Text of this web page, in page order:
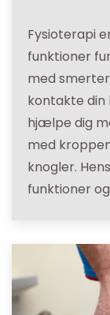
Fysioterapi
funktioner
med
kontakte din
hjælpe dig
med
knogler.
funktioner